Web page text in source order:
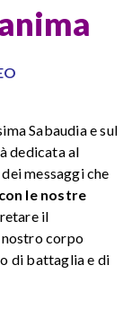
Sabaudia e sul
dedicata al
dei messaggi che
le nostre
il
nostro corpo
di battaglia e di